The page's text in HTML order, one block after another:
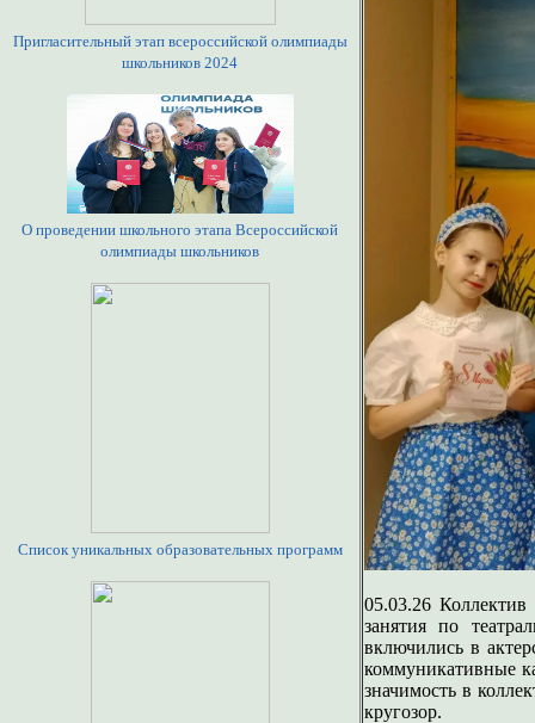
Пригласительный этап всероссийской олимпиады
школьников 2024
О проведении школьного этапа Всероссийской
олимпиады школьников
Список уникальных образовательных программ
05.03.26 Коллектив
занятия по
включились в
коммуникативные
значимость в
кругозор.